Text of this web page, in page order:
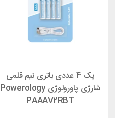
پک 4 عددی باتری نیم قلمی
شارژی پاورولوژی Powerology
PAAAV2RBT